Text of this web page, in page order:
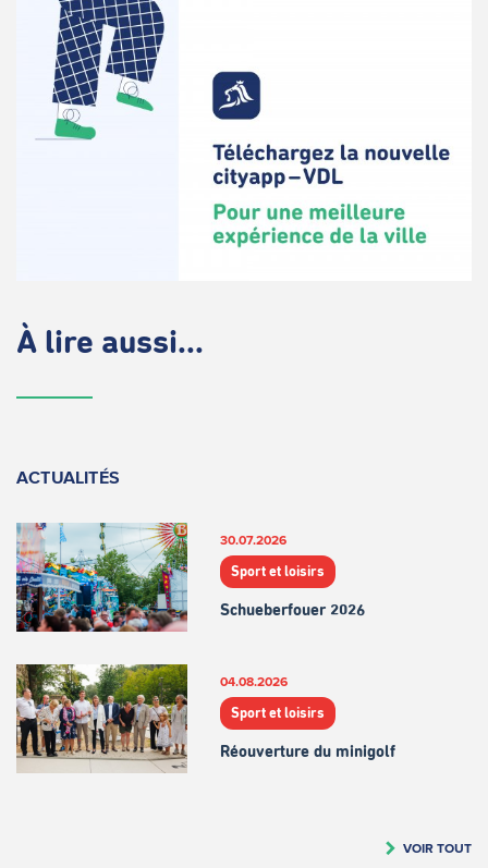
À lire aussi...
ACTUALITÉS
30.07.2026
Sport et loisirs
Schueberfouer 2026
04.08.2026
Sport et loisirs
Réouverture du minigolf
VOIR TOUT